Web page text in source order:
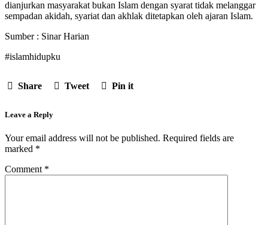
dianjurkan masyarakat bukan Islam dengan syarat tidak melanggar
sempadan akidah, syariat dan akhlak ditetapkan oleh ajaran Islam.
Sumber : Sinar Harian
#islamhidupku
Share Tweet Pin it
Leave a Reply
Your email address will not be published. Required fields are
marked *
Comment *